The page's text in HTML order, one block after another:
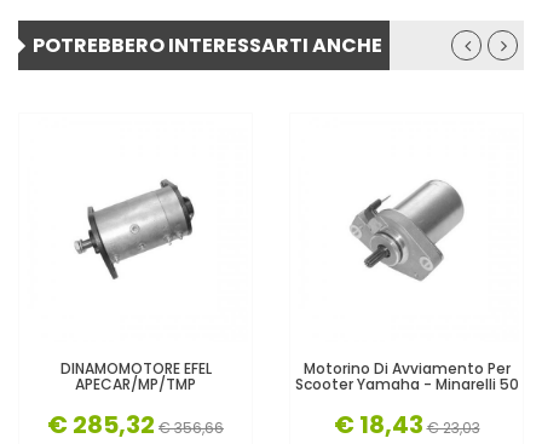
POTREBBERO INTERESSARTI ANCHE
DINAMOMOTORE EFEL
APECAR/MP/TMP
€ 285,32 € 356,66
Motorino Di Avviamento Per
Scooter Yamaha - Minarelli 50
€ 18,43 € 23,03